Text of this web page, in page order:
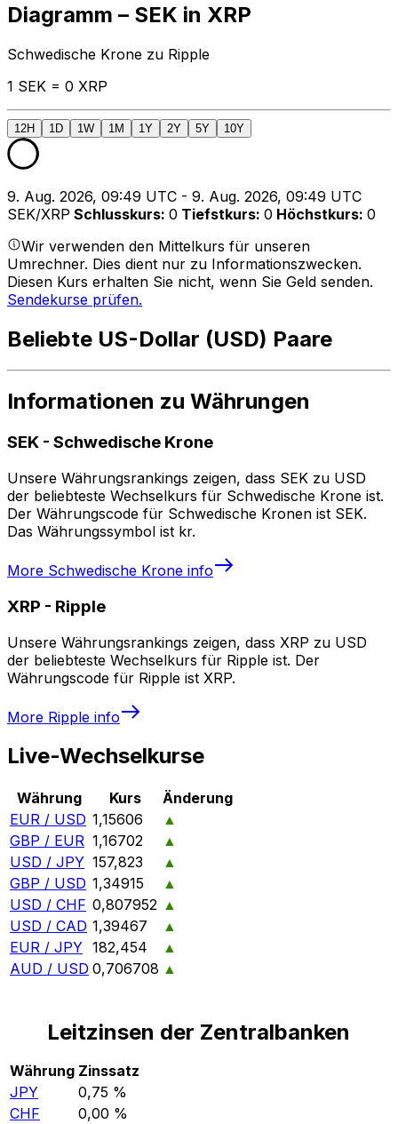
Diagramm – SEK in XRP
Schwedische Krone zu Ripple
1 SEK = 0 XRP
12H 1D 1W 1M 1Y 2Y 5Y 10Y
9. Aug. 2026, 09:49 UTC - 9. Aug. 2026, 09:49 UTC
SEK/XRP Schlusskurs: 0 Tiefstkurs: 0 Höchstkurs: 0
Wir verwenden den Mittelkurs für unseren
Umrechner. Dies dient nur zu Informationszwecken.
Diesen Kurs erhalten Sie nicht, wenn Sie Geld senden.
Sendekurse prüfen.
Beliebte US-Dollar (USD) Paare
Informationen zu Währungen
SEK - Schwedische Krone
Unsere Währungsrankings zeigen, dass SEK zu USD
der beliebteste Wechselkurs für Schwedische Krone ist.
Der Währungscode für Schwedische Kronen ist SEK.
Das Währungssymbol ist kr.
More Schwedische Krone info
XRP - Ripple
Unsere Währungsrankings zeigen, dass XRP zu USD
der beliebteste Wechselkurs für Ripple ist. Der
Währungscode für Ripple ist XRP.
More Ripple info
Live-Wechselkurse
Währung Kurs
Änderung
EUR / USD 1,15606
▲
GBP / EUR 1,16702
▲
USD / JPY 157,823
▲
GBP / USD 1,34915
▲
USD / CHF 0,807952 ▲
USD / CAD 1,39467
▲
EUR / JPY 182,454
▲
AUD / USD 0,706708 ▲
Leitzinsen der Zentralbanken
Währung Zinssatz
JPY
0,75 %
CHF
0,00 %